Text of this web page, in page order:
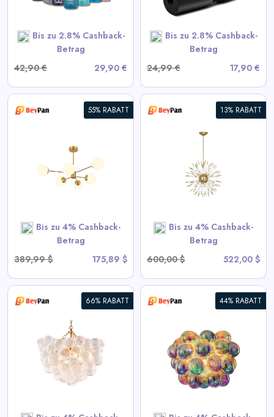
Bis zu 2.8% Cashback-
Betrag
42,90 €
29,90 €
Bis zu 2.8% Cashback-
Betrag
24,99 €
17,90 €
SHOP NOW
55% RABATT
Bis zu 4% Cashback-
Betrag
389,99 $
175,89 $
13% RABATT
Bis zu 4% Cashback-
Betrag
600,00 $
522,00 $
Kronleuchter - Goldene
Sputnik-Hängelampe
View All BeyPan Deals
SHOP NOW
66% RABATT 44% RABATT
Blubbernde Deckenleuchte mit
irisierendem Cognac getöntem
View All BeyPan Deals